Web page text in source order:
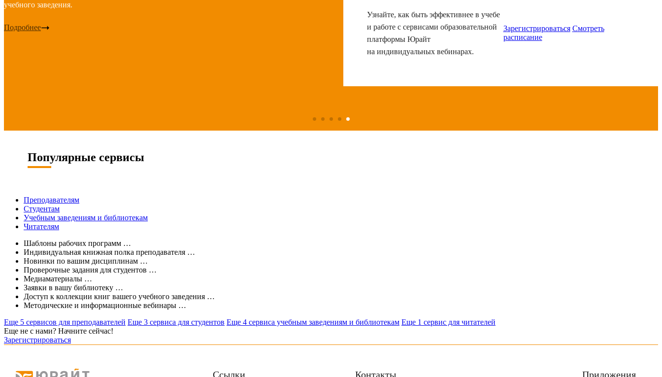
учебного заведения.
Подробнее
Узнайте, как быть эффективнее в учебе
и работе с сервисами образовательной
платформы Юрайт
на индивидуальных вебинарах.
Зарегистрироваться Смотреть
расписание
Популярные сервисы
Преподавателям
Студентам
Учебным заведениям и библиотекам
Читателям
Шаблоны рабочих программ …
Индивидуальная книжная полка преподавателя …
Новинки по вашим дисциплинам …
Проверочные задания для студентов …
Медиаматериалы …
Заявки в вашу библиотеку …
Доступ к коллекции книг вашего учебного заведения …
Методические и информационные вебинары …
Еще 5 сервисов для преподавателей Еще 3 сервиса для студентов Еще 4 сервиса учебным заведениям и библиотекам Еще 1 сервис для читателей
Еще не с нами? Начните сейчас!
Зарегистрироваться
Ссылки Контакты Приложения